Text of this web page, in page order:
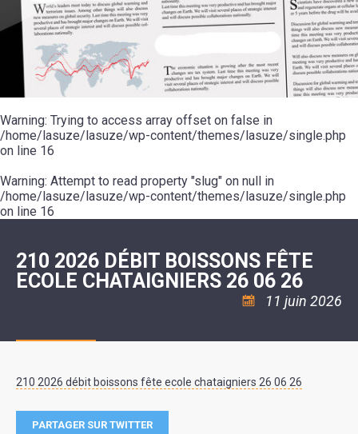
20ÈME
SIÈCLE
RÉUNIONS
DU
CONSEIL
MUNICIPAL
ARRÊTÉS
DÉCISIONS
MAIRE
MOT
DE
LA
MINORITÉ
LES
ÉCOLES
COLLÈGE
ESPACE
JEUNES
11
18
:
ASSOCIATION
COULÉE
DOUCE
ENVIRONNEMENT
L'EAU
L'ASSAINISSEMENT
RÉSIDENCE
AUTONOMIE
LE
CCAS
LA
POLICE
SÉCURITÉ
/
RISQUES
MAJEURS
MUSIQUE
L'ÉCOLE
COMMUNAUTAIRE
DANSE
PISCINE
ASSOCIATIONS
VOIE
VERTE
VISITES
DÉCOUVERTES
LES
RANDONNÉES
LE
POUR
CAMPING-
CARS
TENTES
CARAVANES
LA
HALTE
FLUVIALE
LA
SUZE
Warning: Trying to access array offset on false in
/home/lasuze/lasuze/wp-content/themes/lasuze/single.php
on line 16
Warning: Attempt to read property "slug" on null in
/home/lasuze/lasuze/wp-content/themes/lasuze/single.php
on line 16
210 2026 DÉBIT BOISSONS FÊTE
ECOLE CHATAIGNIERS 26 06 26
11 juin 2026
210 2026 débit boissons fête ecole chataigniers 26 06 26
PARTAGER SUR TWITTER